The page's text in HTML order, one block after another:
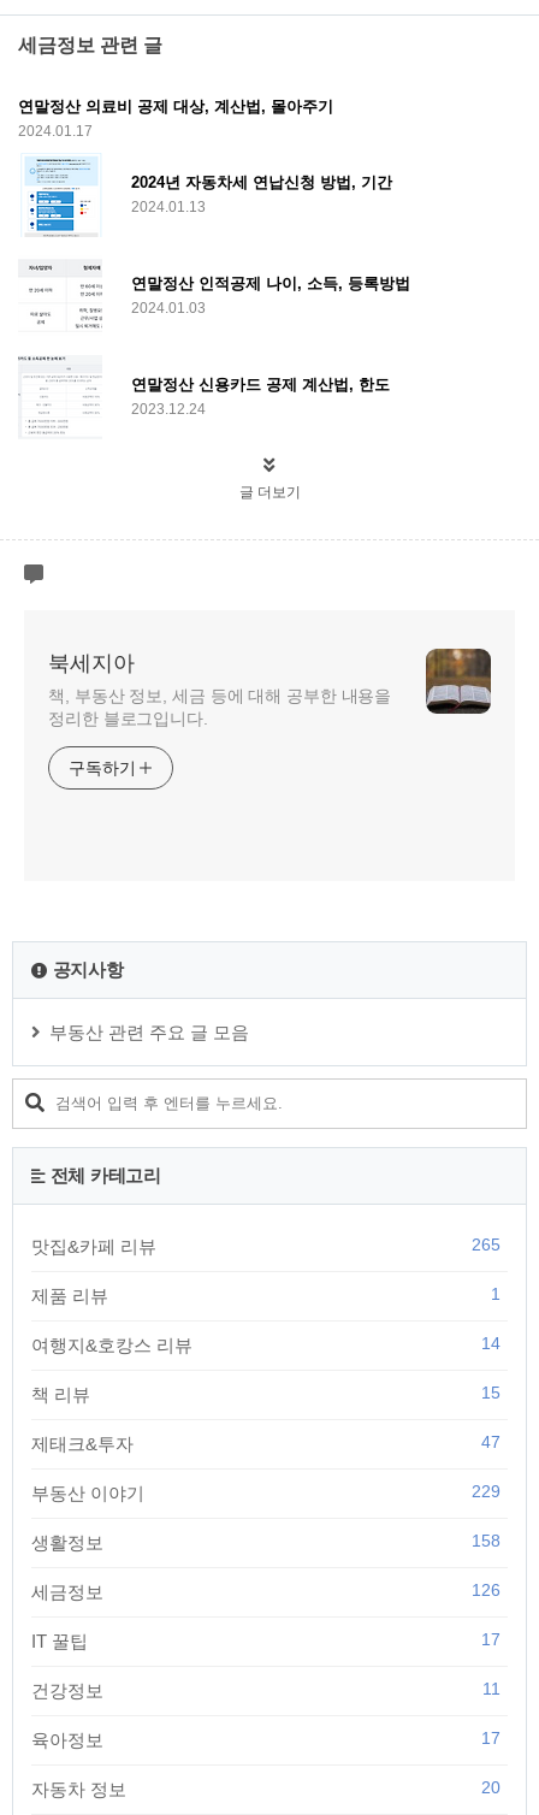
세금정보 관련 글
연말정산 의료비 공제 대상, 계산법, 몰아주기
2024.01.17
2024년 자동차세 연납신청 방법, 기간
2024.01.13
연말정산 인적공제 나이, 소득, 등록방법
2024.01.03
연말정산 신용카드 공제 계산법, 한도
2023.12.24
글 더보기
북세지아
책, 부동산 정보, 세금 등에 대해 공부한 내용을
정리한 블로그입니다.
구독하기
공지사항
부동산 관련 주요 글 모음
전체 카테고리
맛집&카페 리뷰 265
제품 리뷰 1
여행지&호캉스 리뷰 14
책 리뷰 15
제태크&투자 47
부동산 이야기 229
생활정보 158
세금정보 126
IT 꿀팁 17
건강정보 11
육아정보 17
자동차 정보 20